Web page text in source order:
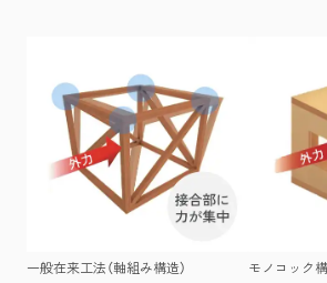
一般在来工法（軸組み構造） モノコック